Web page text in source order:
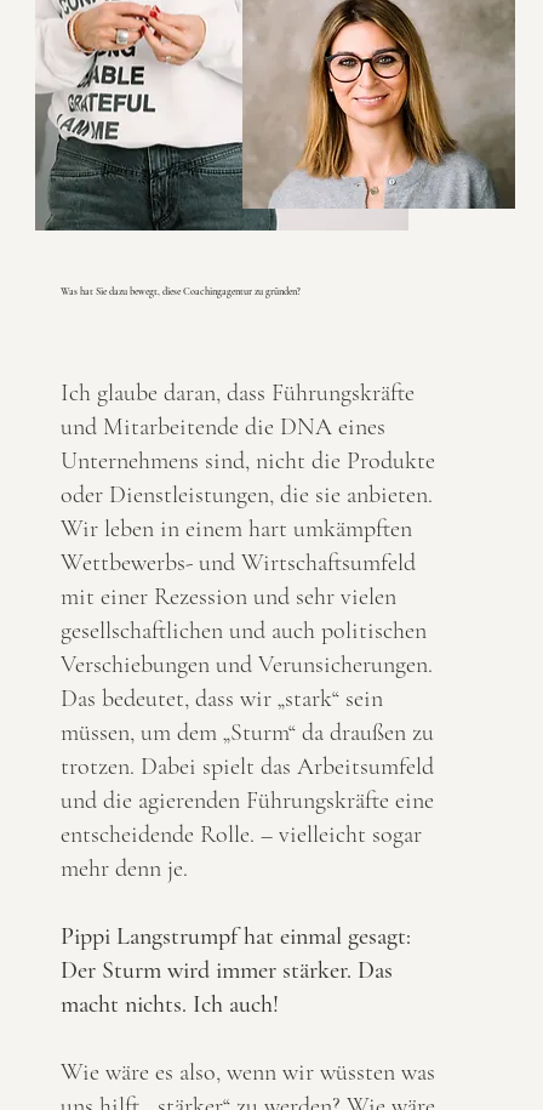
Was hat Sie dazu bewegt, diese Coachingagentur zu gründen?
Ich glaube daran, dass Führungskräfte
und Mitarbeitende die DNA eines
Unternehmens sind, nicht die Produkte
oder Dienstleistungen, die sie anbieten.
Wir leben in einem hart umkämpften
Wettbewerbs- und Wirtschaftsumfeld
mit einer Rezession und sehr vielen
gesellschaftlichen und auch politischen
Verschiebungen und Verunsicherungen.
Das bedeutet, dass wir „stark“ sein
müssen, um dem „Sturm“ da draußen zu
trotzen. Dabei spielt das Arbeitsumfeld
und die agierenden Führungskräfte eine
entscheidende Rolle. – vielleicht sogar
mehr denn je.
Pippi Langstrumpf hat einmal gesagt:
Der Sturm wird immer stärker. Das
macht nichts. Ich auch!
Wie wäre es also, wenn wir wüssten was